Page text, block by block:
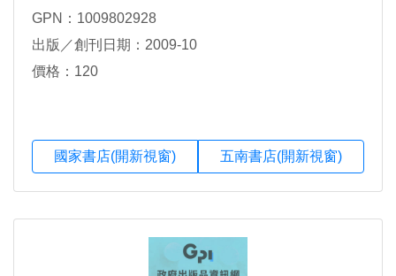
GPN：1009802928
出版／創刊日期：2009-10
價格：120
國家書店(開新視窗) 五南書店(開新視窗)